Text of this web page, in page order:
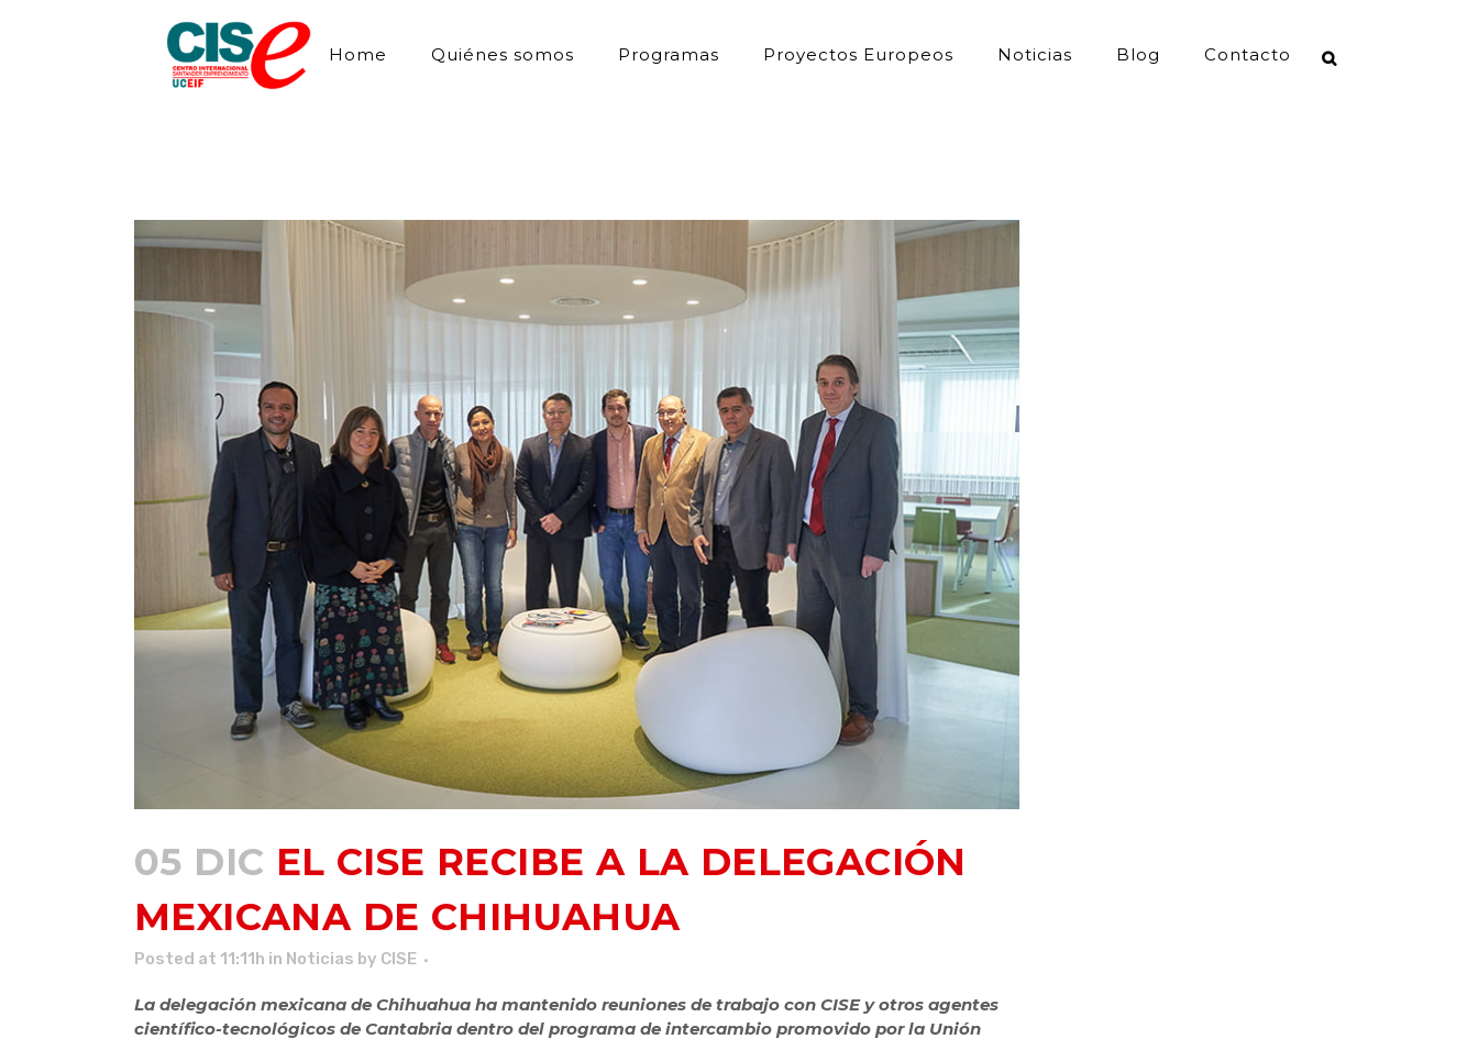
Home Quiénes somos Programas Proyectos Europeos Noticias Blog Contacto
05 DIC EL CISE RECIBE A LA DELEGACIÓN
MEXICANA DE CHIHUAHUA
Posted at 11:11h in Noticias by CISE
La delegación mexicana de Chihuahua ha mantenido reuniones de trabajo con CISE y otros agentes
científico-tecnológicos de Cantabria dentro del programa de intercambio promovido por la Unión